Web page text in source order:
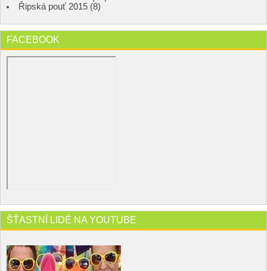
Řipská pouť 2015 (8)
FACEBOOK
ŠŤASTNÍ LIDÉ NA YOUTUBE